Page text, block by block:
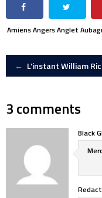
AmiensAngersAnglet
Post
navigation
← L’instant William
3 comments
Black